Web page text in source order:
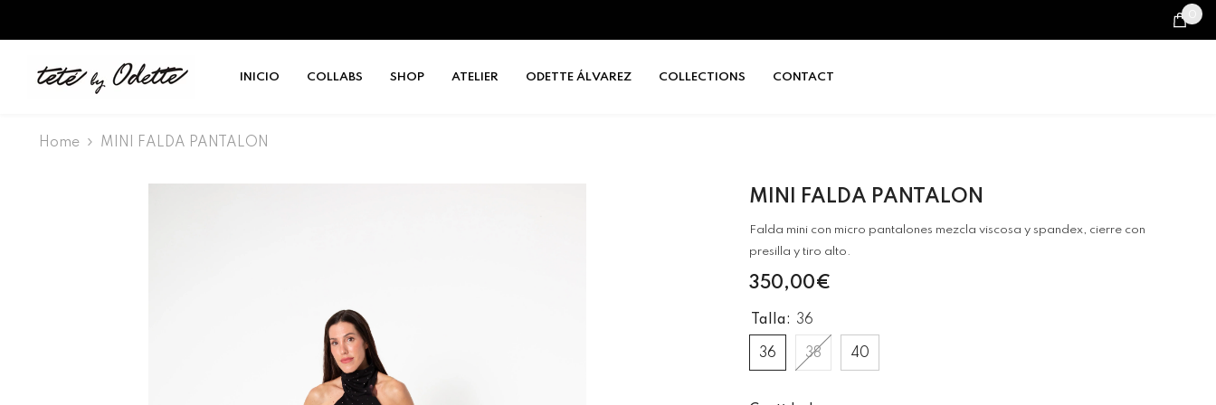
0
INICIO COLLABS SHOP ATELIER ODETTE ÁLVAREZ COLLECTIONS CONTACT
Home MINI FALDA PANTALON
MINI FALDA PANTALON
Falda mini con micro pantalones mezcla viscosa y spandex, cierre con
presilla y tiro alto.
350,00€
Talla: 36
36 38 40